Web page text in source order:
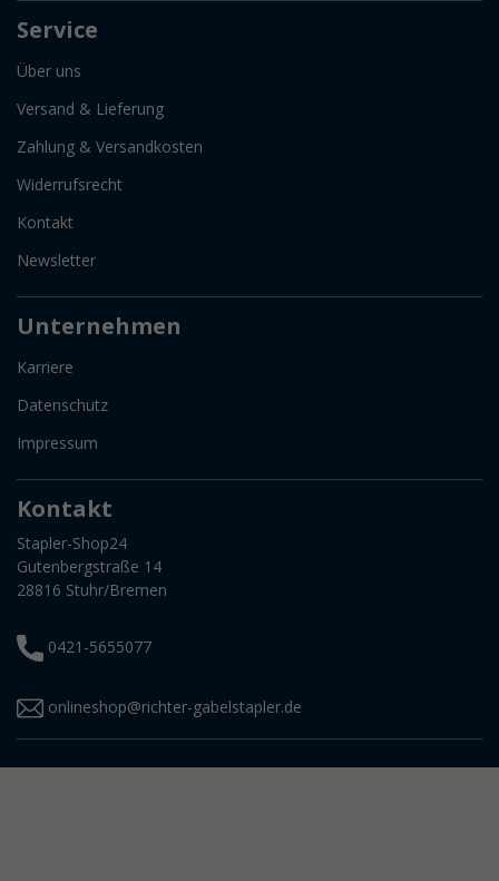
Service
Über uns
Versand & Lieferung
Zahlung & Versandkosten
Widerrufsrecht
Kontakt
Newsletter
Unternehmen
Karriere
Datenschutz
Impressum
Kontakt
Stapler-Shop24
Gutenbergstraße 14
28816 Stuhr/Bremen
0421-5655077
onlineshop@richter-gabelstapler.de